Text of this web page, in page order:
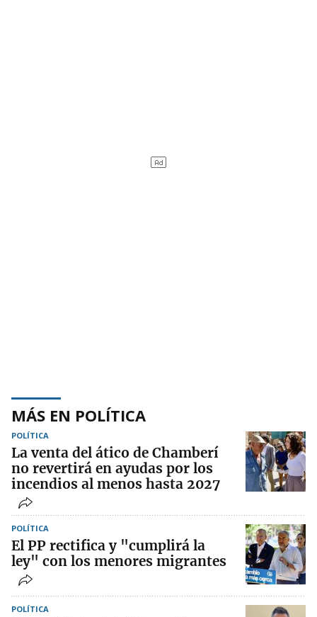
MÁS EN POLÍTICA
POLÍTICA
La venta del ático de Chamberí
no revertirá en ayudas por los
incendios al menos hasta 2027
POLÍTICA
El PP rectifica y "cumplirá la
ley" con los menores migrantes
POLÍTICA